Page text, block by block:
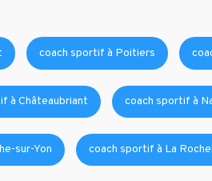
coach sportif à Poitiers
à Châteaubriant coach sportif à
sur-Yon coach sportif à La